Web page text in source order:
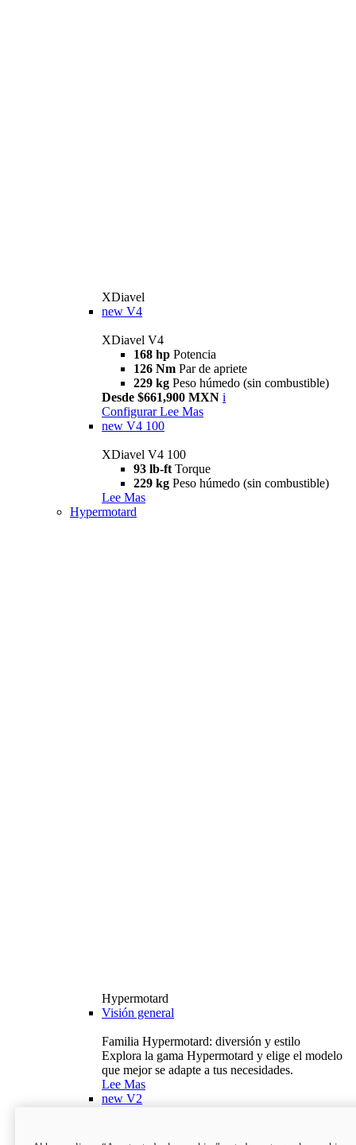
XDiavel
new V4
XDiavel V4
168 hp Potencia
126 Nm Par de apriete
229 kg Peso húmedo (sin combustible)
Desde $661,900 MXN i
Configurar Lee Mas
new V4 100
XDiavel V4 100
93 lb-ft Torque
229 kg Peso húmedo (sin combustible)
Lee Mas
Hypermotard
Hypermotard
Visión general
Familia Hypermotard: diversión y estilo
Explora la gama Hypermotard y elige el modelo
que mejor se adapte a tus necesidades.
Lee Mas
new V2
120,4 hp
Potencia